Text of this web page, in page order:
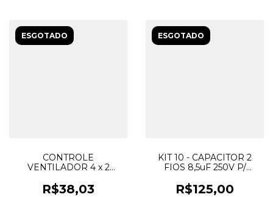
ESGOTADO
CONTROLE
VENTILADOR 4 x 2
2P+T 10A
R$38,03
ESGOTADO
KIT 10 - CAPACITOR 2
FIOS 8,5uF 250V P/
R$125,00